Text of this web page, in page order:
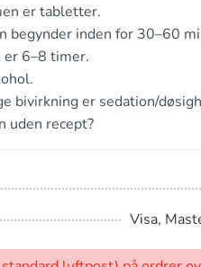
er tabletter.
begynder inden for 30–60
er 6–8 timer.
bivirkning er sedation/
uden recept?
Visa,